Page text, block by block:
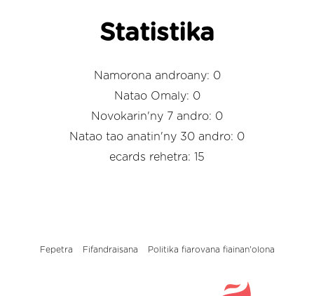
Statistika
Namorona androany: 0
Natao Omaly: 0
Novokarin'ny 7 andro: 0
Natao tao anatin'ny 30 andro: 0
ecards rehetra: 15
Fepetra Fifandraisana Politika fiarovana fiainan'olona